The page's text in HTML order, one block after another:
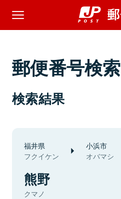
郵便番号検索
検索結果
福井県
フクイケン
小浜市
オバマシ
熊野
クマノ